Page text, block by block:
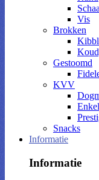
Vis
Brokken
Gestoomd
KVV
Snacks
Informatie
Informatie